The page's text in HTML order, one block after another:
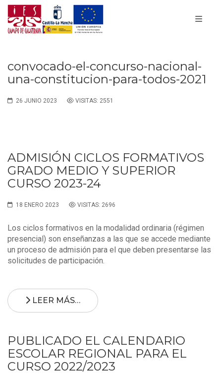
convocado-el-concurso-nacional-
una-constitucion-para-todos-2021
26 JUNIO 2023 VISITAS: 2551
ADMISIÓN CICLOS FORMATIVOS
GRADO MEDIO Y SUPERIOR
CURSO 2023-24
18 ENERO 2023 VISITAS: 2696
Los ciclos formativos en la modalidad ordinaria (régimen
presencial) son enseñanzas a las que se accede mediante
un proceso de admisión para el que deben presentarse las
solicitudes de participación.
LEER MÁS…
PUBLICADO EL CALENDARIO
ESCOLAR REGIONAL PARA EL
CURSO 2022/2023